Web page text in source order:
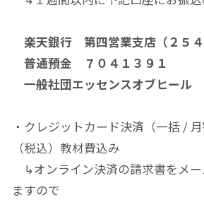
楽天銀行 第四営業支店（２５４
普通預金 ７０４１３９１
一般社団エッセンスオブヒール
・クレジットカード決済（一括 /
（税込）教材費込み
↳オンライン決済の請求書をメー
ますので